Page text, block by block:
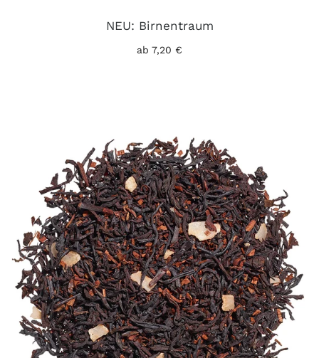
ab 7,20 €
NEU: Birnentraum